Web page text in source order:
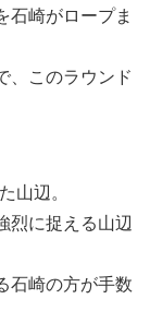
石崎がロープま
、このラウンド
山辺。
烈に捉える山辺
石崎の方が手数